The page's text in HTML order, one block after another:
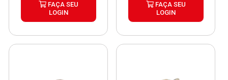
FAÇA SEU
LOGIN
FAÇA SEU
LOGIN